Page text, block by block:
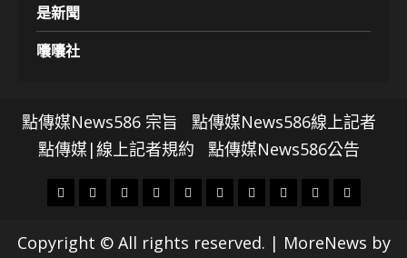
是新聞
囔囔社
點傳媒News586 宗旨
點傳媒News586線上記者
點傳媒|線上記者規約
點傳媒News586公告
頭
財
地
社
文
科
專
娛
影
政
國
運
生
Copyright © All rights reserved. | MoreNews by